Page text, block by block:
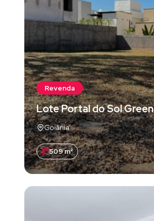
Revenda
Lote Portal do Sol Green
Goiânia
509 m²